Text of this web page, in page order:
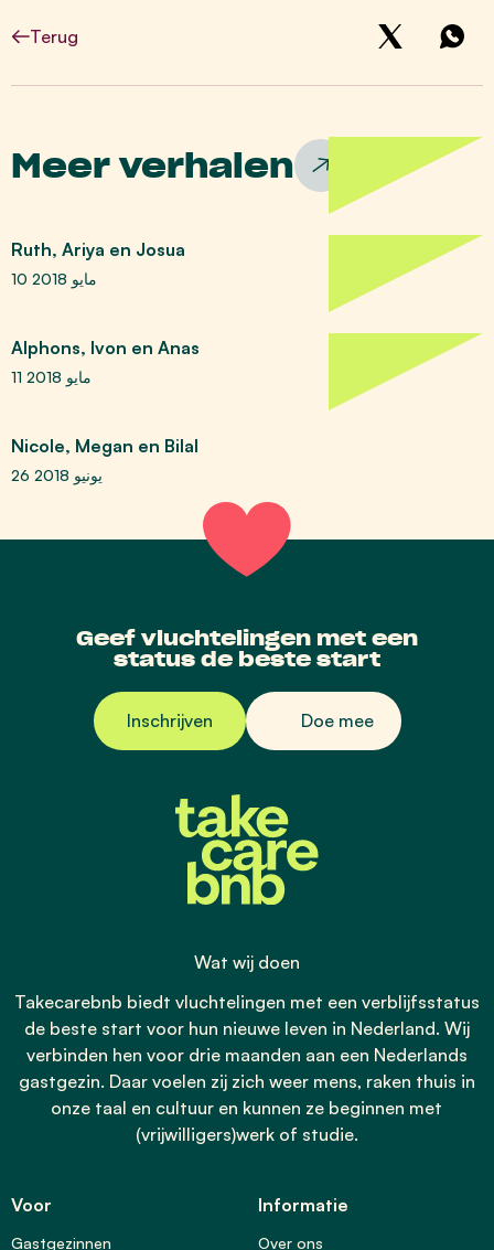
Terug
Meer verhalen
Ruth, Ariya en Josua
10 مايو 2018
Alphons, Ivon en Anas
11 مايو 2018
Nicole, Megan en Bilal
26 يونيو 2018
Geef vluchtelingen met een
status de beste start
Inschrijven Doe mee
Wat wij doen
Takecarebnb biedt vluchtelingen met een verblijfsstatus
de beste start voor hun nieuwe leven in Nederland. Wij
verbinden hen voor drie maanden aan een Nederlands
gastgezin. Daar voelen zij zich weer mens, raken thuis in
onze taal en cultuur en kunnen ze beginnen met
(vrijwilligers)werk of studie.
Voor
Gastgezinnen
Informatie
Over ons